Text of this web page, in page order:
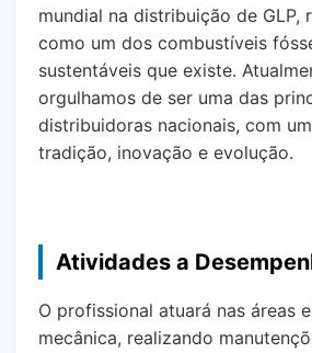
mundial na distribuição de GLP,
como um dos combustíveis
sustentáveis que existe.
orgulhamos de ser uma das
distribuidoras nacionais, com
tradição, inovação e evolução.
Atividades a
O profissional atuará nas áreas
mecânica, realizando